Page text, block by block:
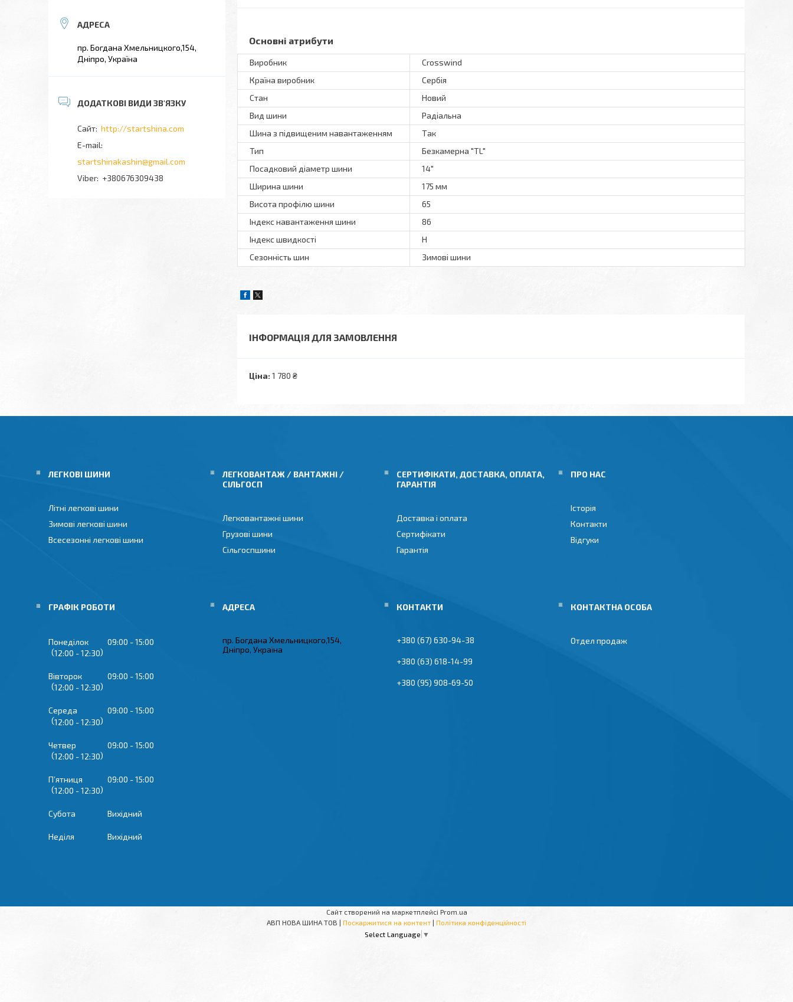
Основні атрибути
Виробник
Crosswind
Країна виробник
Сербія
Стан
Новий
Вид шини
Радіальна
Шина з підвищеним навантаженням
Так
Тип
Безкамерна "TL"
Посадковий діаметр шини
14"
Ширина шини
175 мм
Висота профілю шини
65
Індекс навантаження шини
86
Індекс швидкості
H
Сезонність шин
Зимові шини
ІНФОРМАЦІЯ ДЛЯ ЗАМОВЛЕННЯ
Ціна: 1 780 ₴
пр. Богдана Хмельницкого,154,
Дніпро, Україна
http://startshina.com
startshinakashin@gmail.com
+380676309438
ЛЕГКОВІ ШИНИ
Літні легкові шини
Зимові легкові шини
Всесезонні легкові шини
ЛЕГКОВАНТАЖ / ВАНТАЖНІ /
СІЛЬГОСП
Легковантажні шини
Грузові шини
Сільгоспшини
СЕРТИФІКАТИ, ДОСТАВКА, ОПЛАТА,
ГАРАНТІЯ
Доставка і оплата
Сертифікати
Гарантія
ПРО НАС
Історія
Контакти
Відгуки
ГРАФІК РОБОТИ
Понеділок 09:00
15:00
12:00
12:30
Вівторок 09:00
15:00
12:00
12:30
Середа 09:00
15:00
12:00
12:30
Четвер 09:00
15:00
12:00
12:30
Пʼятниця 09:00
15:00
12:00
12:30
Субота Вихідний
Неділя Вихідний
пр. Богдана Хмельницкого,154,
Дніпро, Україна
+380 (67) 630-94-38
+380 (63) 618-14-99
+380 (95) 908-69-50
Отдел продаж
Сайт створений на маркетплейсі Prom.ua
АВП НОВА ШИНА ТОВ | Поскаржитися на контент | Політика конфіденційності
Select Language ▼